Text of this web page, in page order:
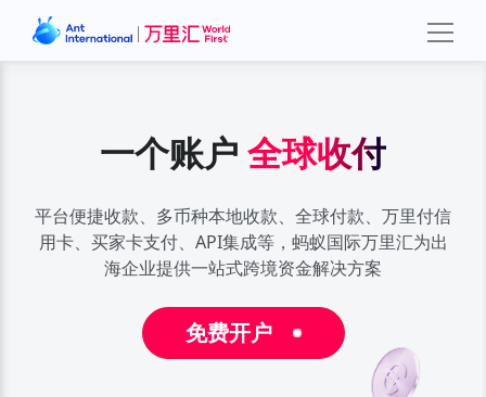
一个账户 全球收付
平台便捷收款、多币种本地收款、全球付款、万里付信
用卡、买家卡支付、 API集成等，蚂蚁国际万里汇为出
海企业提供一站式跨境资金解决方案
免费开户
一个账户 全球收付
平台便捷收款、多币种本地收款、全球付款、万里付信
用卡、买家卡支付、 API集成等，蚂蚁国际万里汇为出
海企业提供一站式跨境资金解决方案
免费开户
一个账户 全球收付
平台便捷收款、多币种本地收款、全球付款、万里付信
用卡、买家卡支付、 API集成等，蚂蚁国际万里汇为出
海企业提供一站式跨境资金解决方案
免费开户